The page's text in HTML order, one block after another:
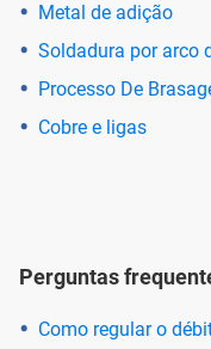
Metal de adição
Soldadura por arco
Processo De
Cobre e ligas
Perguntas
Como regular o